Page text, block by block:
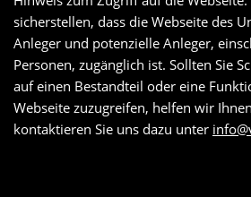
sicherstellen, dass die Webseite des
Anleger und potenzielle Anleger,
Personen, zugänglich ist. Sollten Sie
auf einen Bestandteil oder eine
Webseite zuzugreifen, helfen wir
kontaktieren Sie uns dazu unter